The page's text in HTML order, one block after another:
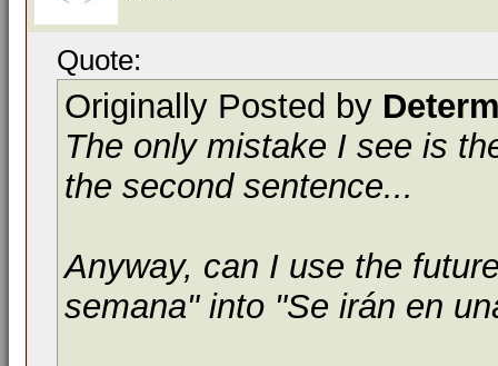
Quote:
Originally Posted by
The only mistake I see is
the second sentence...
Anyway, can I use the
semana" into "Se irán en